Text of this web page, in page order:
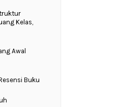
Kelas,
Awal
Buku